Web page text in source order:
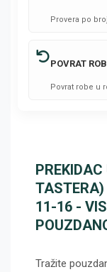
Provera po
POVRAT
Povrat robe u
11-16 -
Tražite